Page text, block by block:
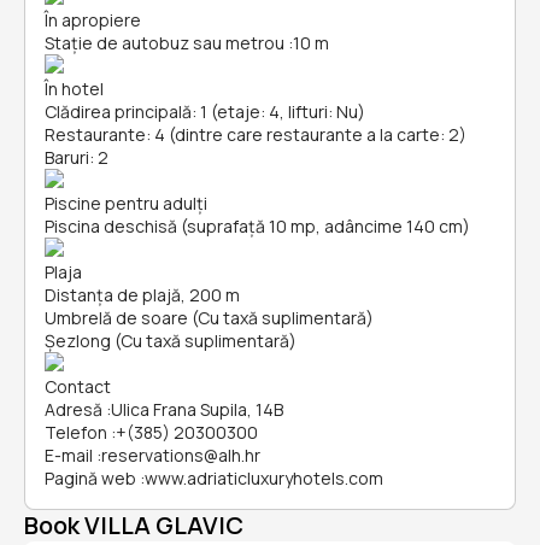
În apropiere
Stație de autobuz sau metrou :10 m
În hotel
Clădirea principală: 1 (etaje: 4, lifturi: Nu)
Restaurante: 4 (dintre care restaurante a la carte: 2)
Baruri: 2
Piscine pentru adulți
Piscina deschisă (suprafață 10 mp, adâncime 140 cm)
Plaja
Distanța de plajă, 200 m
Umbrelă de soare (Cu taxă suplimentară)
Șezlong (Cu taxă suplimentară)
Contact
Adresă :Ulica Frana Supila, 14B
Telefon :+(385) 20300300
E-mail :reservations@alh.hr
Pagină web :www.adriaticluxuryhotels.com
Book VILLA GLAVIC